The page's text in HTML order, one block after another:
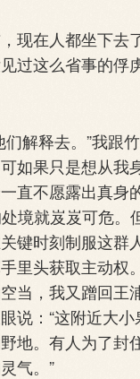
在人都坐下去
过这么省事的
释去。”我跟
如果只是想从
直不愿露出真
境就岌岌可危
键时刻制服这
里头获取主动
当，我又蹭回
说：“这附近大
地。有人为了
气。”